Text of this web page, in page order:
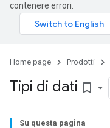
contenere errori.
Home page Prodotti
Tipi di dati bookmark_border
Su questa pagina